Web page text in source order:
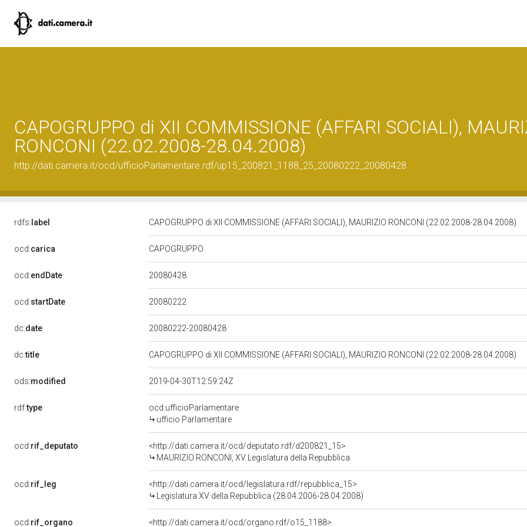
CAPOGRUPPO di XII COMMISSIONE (AFFARI SOCIALI),
RONCONI (22.02.2008-28.04.2008)
http://dati.camera.it/ocd/ufficioParlamentare.rdf/up15_200821_1188_25_20080222_20080428
rdfs: label CAPOGRUPPO di XII COMMISSIONE (AFFARI SOCIALI), MAURIZIO RONCONI (22.02.2008-28.04.2008)
ocd:carica CAPOGRUPPO
ocd:endDate 20080428
ocd:startDate 20080222
dc:date 20080222-20080428
dc:title CAPOGRUPPO di XII COMMISSIONE (AFFARI SOCIALI), MAURIZIO RONCONI (22.02.2008-28.04.2008)
ods:modified 2019-04-30T12:59:24Z
rdf:type
ocd:ufficioParlamentare
ufficio Parlamentare
ocd:rif_deputato
<http://dati.camera.it/ocd/deputato.rdf/d200821_15>
MAURIZIO RONCONI, XV Legislatura della Repubblica
ocd:rif_leg
<http://dati.camera.it/ocd/legislatura.rdf/repubblica_15>
Legislatura XV della Repubblica (28.04.2006-28.04.2008)
ocd:rif_organo
<http://dati.camera.it/ocd/organo.rdf/o15_1188>